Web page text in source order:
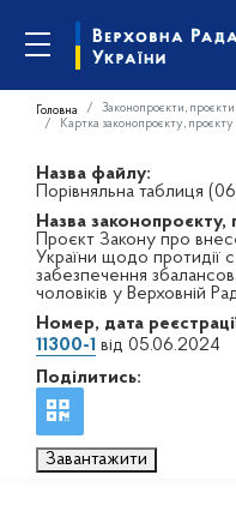
Головна Законопроєкти,
Картка законопроєкту, проєкту
Назва файлу:
Порівняльна таблиця
Назва законопроєкту,
Проєкт Закону про
України щодо протидії
забезпечення
чоловіків у Верховній
Номер, дата
11300-1 від 05.06.2024
Поділитись:
Завантажити